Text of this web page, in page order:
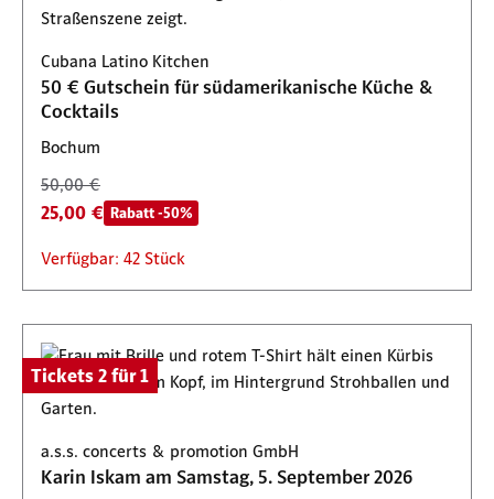
Cubana Latino Kitchen
50 € Gutschein für südamerikanische Küche &
Cocktails
Bochum
50,00 €
25,00 € Rabatt -50%
Verfügbar: 42 Stück
Tickets 2 für 1
a.s.s. concerts & promotion GmbH
Karin Iskam am Samstag, 5. September 2026